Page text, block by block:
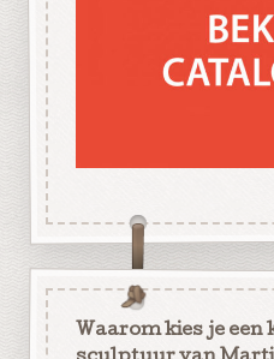
Waarom kies je een